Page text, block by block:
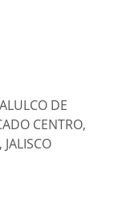
DE
CENTRO,